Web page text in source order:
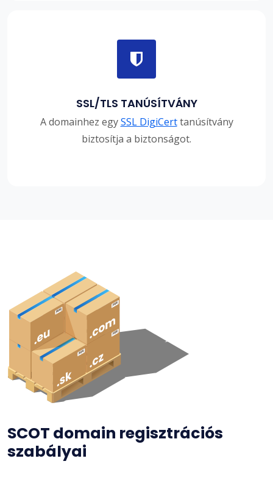
SSL/TLS TANÚSÍTVÁNY
A domainhez egySSL DigiCerttanúsítvány
biztosítja a biztonságot.
SCOT domain regisztrációs
szabályai